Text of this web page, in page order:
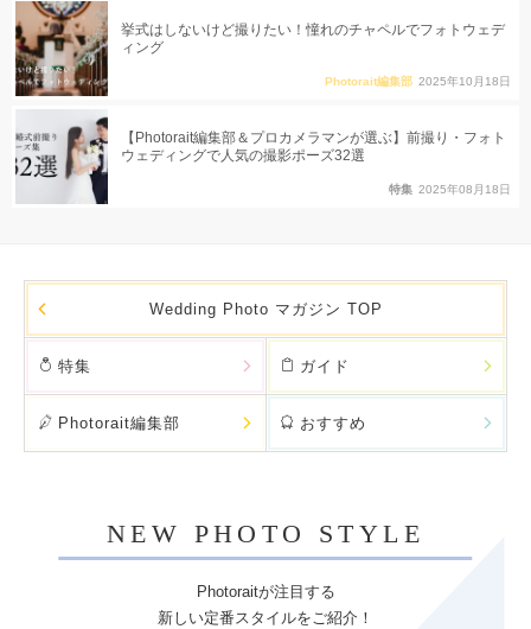
挙式はしないけど撮りたい！憧れのチャペルでフォトウェデ
ィング
Photorait編集部 2025年10月18日
【Photorait編集部＆プロカメラマンが選ぶ】前撮り・フォト
ウェディングで人気の撮影ポーズ32選
特集 2025年08月18日
Wedding Photo マガジン TOP
特集 ガイド
Photorait編集部 おすすめ
NEW PHOTO STYLE
Photoraitが注目する
新しい定番スタイルをご紹介！